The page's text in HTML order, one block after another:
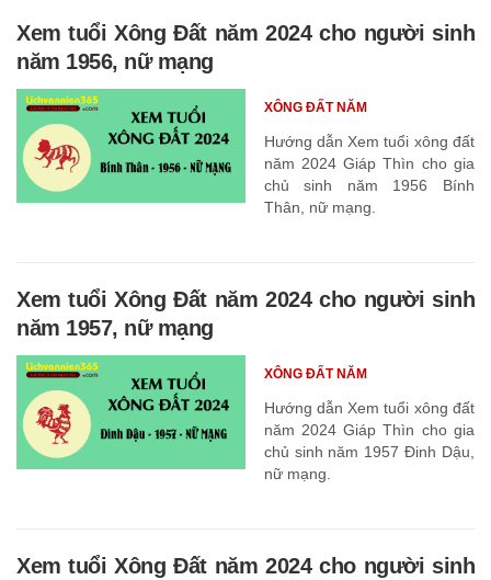
Xem tuổi Xông Đất năm 2024 cho người sinh
năm 1956, nữ mạng
Hướng dẫn Xem tuổi xông đất
năm 2024 Giáp Thìn cho gia
chủ sinh năm 1956 Bính
Thân, nữ mạng.
XÔNG ĐẤT NĂM
Xem tuổi Xông Đất năm 2024 cho người sinh
năm 1957, nữ mạng
Hướng dẫn Xem tuổi xông đất
năm 2024 Giáp Thìn cho gia
chủ sinh năm 1957 Đinh Dậu,
nữ mạng.
XÔNG ĐẤT NĂM
Xem tuổi Xông Đất năm 2024 cho người sinh